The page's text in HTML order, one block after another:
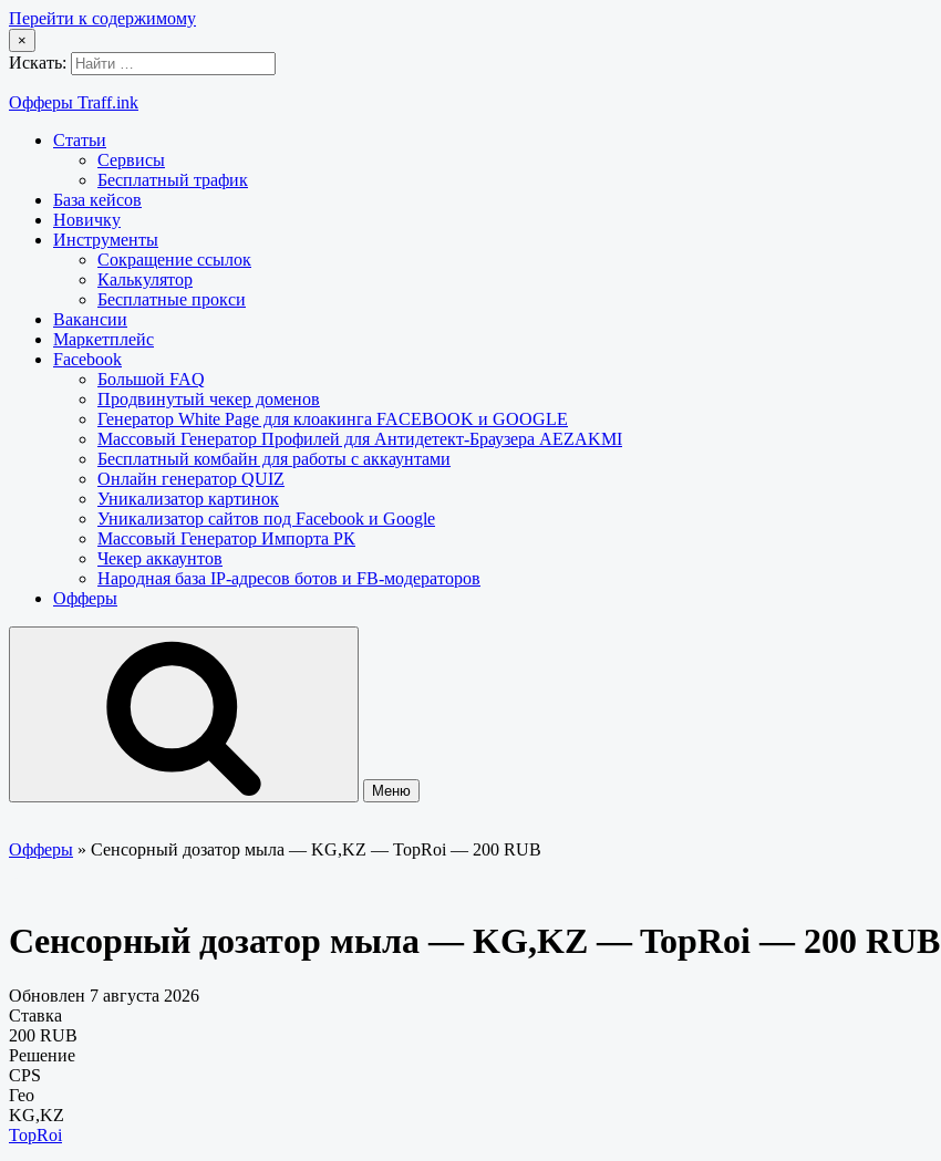
Перейти к содержимому
×
Искать:
Офферы Traff.ink
Статьи
Сервисы
Бесплатный трафик
База кейсов
Новичку
Инструменты
Сокращение ссылок
Калькулятор
Бесплатные прокси
Вакансии
Маркетплейс
Facebook
Большой FAQ
Продвинутый чекер доменов
Генератор White Page для клоакинга FACEBOOK и GOOGLE
Массовый Генератор Профилей для Антидетект-Браузера AEZAKMI
Бесплатный комбайн для работы с аккаунтами
Онлайн генератор QUIZ
Уникализатор картинок
Уникализатор сайтов под Facebook и Google
Массовый Генератор Импорта РК
Чекер аккаунтов
Народная база IP-адресов ботов и FB-модераторов
Офферы
Меню
Офферы » Сенсорный дозатор мыла — KG,KZ — TopRoi — 200 RUB
Сенсорный дозатор мыла — KG,KZ — TopRoi — 200 RUB
Обновлен 7 августа 2026
Ставка
200 RUB
Решение
CPS
Гео
KG,KZ
TopRoi